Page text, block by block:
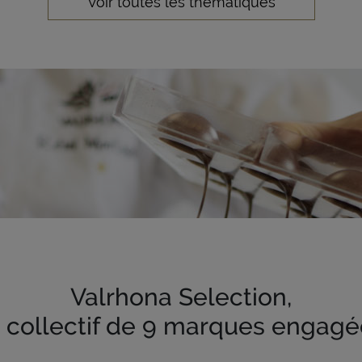
Valrhona Selection,
collectif de 9 marques